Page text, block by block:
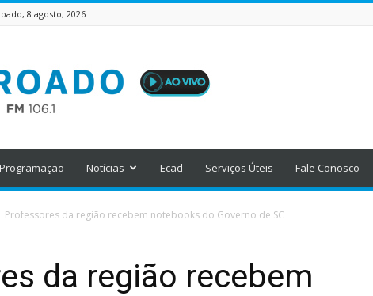
8 agosto, 2026
Programação Notícias Ecad Serviços Úteis Fale Conosco
Professores da região recebem notebooks do Governo de SC
da região recebem